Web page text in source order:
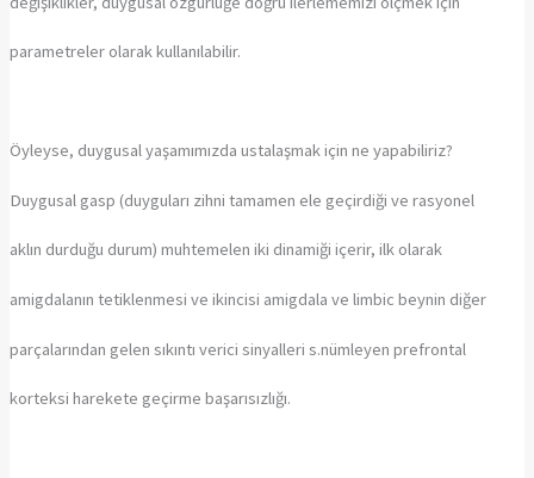
parametreler olarak kullanılabilir.
Öyleyse, duygusal yaşamımızda ustalaşmak için ne yapabiliriz?
Duygusal gasp (duyguları zihni tamamen ele geçirdiği ve rasyonel
aklın durduğu durum) muhtemelen iki dinamiği içerir, ilk olarak
amigdalanın tetiklenmesi ve ikincisi amigdala ve limbic beynin diğer
parçalarından gelen sıkıntı verici sinyalleri s.nümleyen prefrontal
korteksi harekete geçirme başarısızlığı.